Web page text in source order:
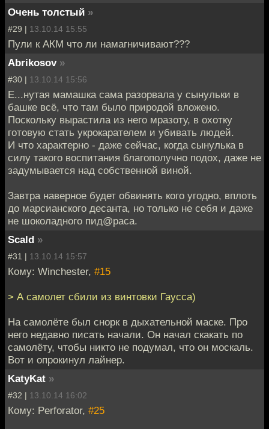
Очень толстый »
#29 | 13.10.14 15:55
Пули к АКМ что ли намагничивают???
Abrikosov »
#30 | 13.10.14 15:56
Е...нутая мамашка сама разорвала у сынульки в
башке всё, что там было природой вложено.
Поскольку вырастила из него мразоту, в охотку
готовую стать укрокарателем и убивать людей.
И что характерно - даже сейчас, когда сынулька в
силу такого воспитания благополучно подох, даже не
задумывается над собственной виной.
Завтра наверное будет обвинять кого угодно, вплоть
до марсианского десанта, но только не себя и даже
не шоколадного пид@раса.
Scald »
#31 | 13.10.14 15:57
Кому: Winchester, #15
> А самолет сбили из винтовки Гаусса)
На самолёте был снорк в дыхательной маске. Про
него недавно писать начали. Он начал скакать по
самолёту, чтобы никто не подумал, что он москаль.
Вот и опрокинул лайнер.
KatyKat »
#32 | 13.10.14 16:02
Кому: Perforator, #25